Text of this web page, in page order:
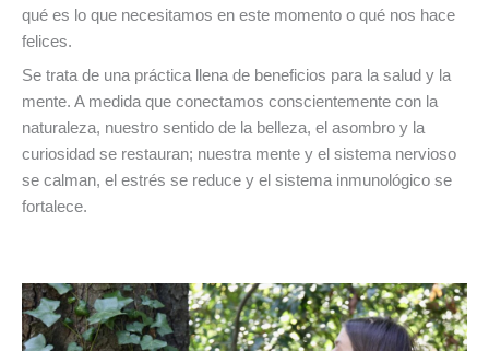
qué es lo que necesitamos en este momento o qué nos hace
felices.
Se trata de una práctica llena de beneficios para la salud y la
mente. A medida que conectamos conscientemente con la
naturaleza, nuestro sentido de la belleza, el asombro y la
curiosidad se restauran; nuestra mente y el sistema nervioso
se calman, el estrés se reduce y el sistema inmunológico se
fortalece.